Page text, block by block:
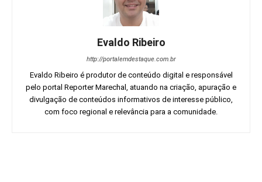
Evaldo Ribeiro
http://portalemdestaque.com.br
Evaldo Ribeiro é produtor de conteúdo digital e responsável
pelo portal Reporter Marechal, atuando na criação, apuração e
divulgação de conteúdos informativos de interesse público,
com foco regional e relevância para a comunidade.